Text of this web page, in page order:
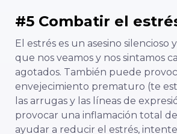
#5 Combatir el
El estrés es un asesino silencioso
que nos veamos y nos sintamos
agotados. También puede
envejecimiento prematuro (te
las arrugas y las líneas de
provocar una inflamación total
ayudar a reducir el estrés,